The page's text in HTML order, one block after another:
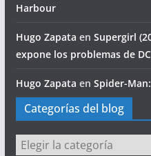
Harbour
Hugo Zapata en Supergirl
expone los problemas de DC
Hugo Zapata en Spider-
Categorías del blog
Categorías